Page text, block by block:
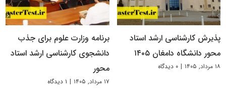
پذیرش کارشناسی ارشد استاد
محور دانشگاه دامغان ۱۴۰۵
۱۸ مرداد, ۱۴۰۵ | ۰ دیدگاه
برنامه وزارت علوم برای جذب
دانشجوی کارشناسی ارشد استاد
محور
۱۷ مرداد, ۱۴۰۵ | ۱ دیدگاه